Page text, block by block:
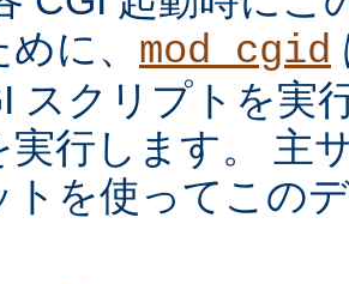
に、 mod_cgid
スクリプトを実
実行します。 主
トを使ってこの